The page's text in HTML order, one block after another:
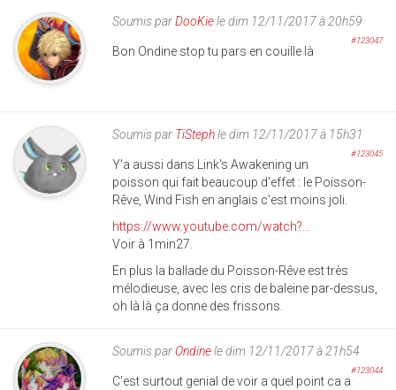
Soumis parDooKiele dim 12/11/2017 à 20h59
#123047
Bon Ondine stop tu pars en couille là
Soumis par TiStephle dim 12/11/2017 à 15h31
#123045
Y'a aussi dans Link's Awakening un
poisson qui fait beaucoup d'effet : le Poisson-
Rêve, Wind Fish en anglais c'est moins joli.
https://www.youtube.com/watch?...
Voir à 1min27.
En plus la ballade du Poisson-Rêve est très
mélodieuse, avec les cris de baleine par-dessus,
oh là là ça donne des frissons.
Soumis parOndinele dim 12/11/2017 à 21h54
#123044
C'est surtout genial de voir a quel point ca a